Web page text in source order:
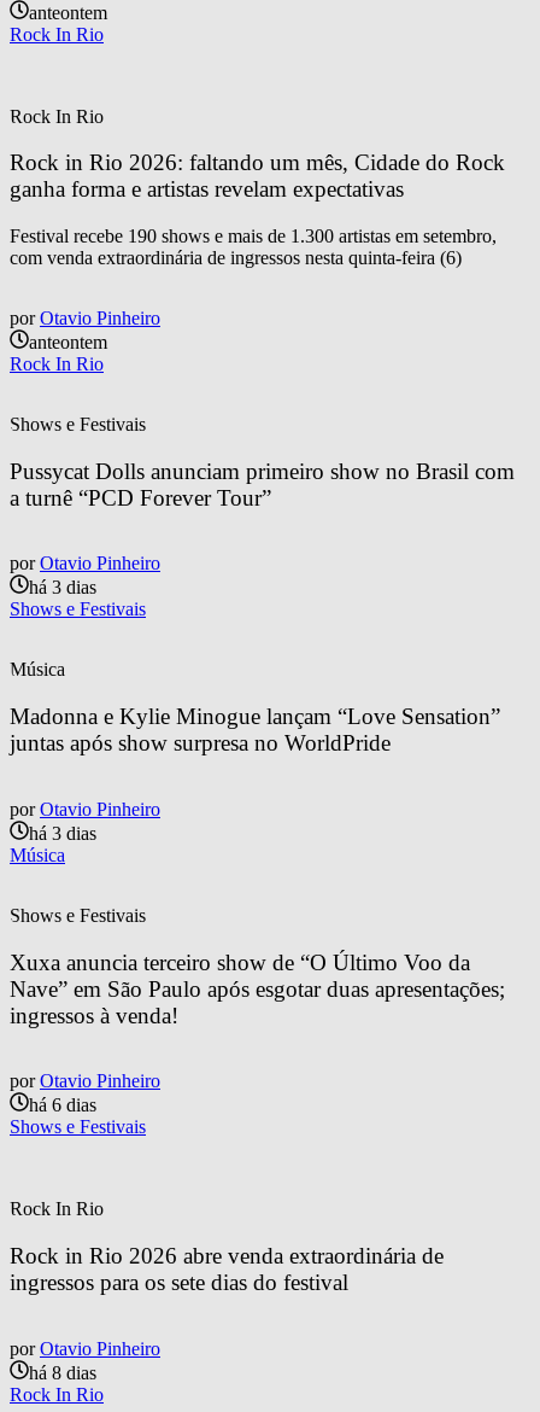
anteontem
Rock In Rio
Rock In Rio
Rock in Rio 2026: faltando um mês, Cidade do Rock
ganha forma e artistas revelam expectativas
Festival recebe 190 shows e mais de 1.300 artistas em setembro,
com venda extraordinária de ingressos nesta quinta-feira (6)
por Otavio Pinheiro
anteontem
Rock In Rio
Shows e Festivais
Pussycat Dolls anunciam primeiro show no Brasil com
a turnê “PCD Forever Tour”
por Otavio Pinheiro
há 3 dias
Shows e Festivais
Música
Madonna e Kylie Minogue lançam “Love Sensation”
juntas após show surpresa no WorldPride
por Otavio Pinheiro
há 3 dias
Música
Shows e Festivais
Xuxa anuncia terceiro show de “O Último Voo da
Nave” em São Paulo após esgotar duas apresentações;
ingressos à venda!
por Otavio Pinheiro
há 6 dias
Shows e Festivais
Rock In Rio
Rock in Rio 2026 abre venda extraordinária de
ingressos para os sete dias do festival
por Otavio Pinheiro
há 8 dias
Rock In Rio